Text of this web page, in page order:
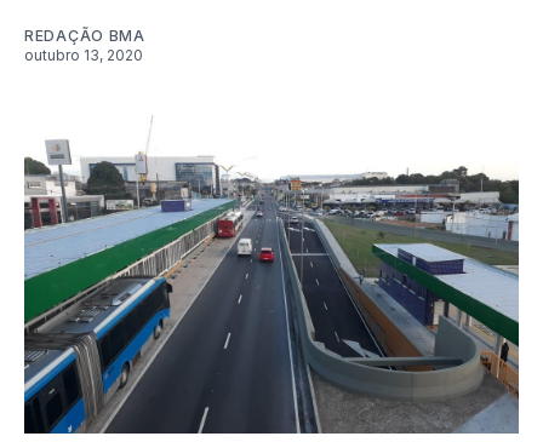
REDAÇÃO BMA
outubro 13, 2020